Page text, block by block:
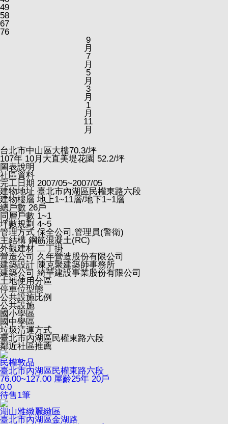
49
58
67
76
9
月
7
月
5
月
3
月
1
月
11
月
台北市中山區大樓70.3/坪
107年 10月大直美堤花園 52.2/坪
圖表說明
社區資料
完工日期 2007/05~2007/05
建物地址 臺北市內湖區民權東路六段
建物樓層 地上1~11層/地下1~1層
總戶數 26戶
同層戶數 1~1
坪數規劃 4~5
管理方式 保全公司,管理員(警衛)
主結構 鋼筋混凝土(RC)
外觀建材 二丁掛
營造公司 久年營造股份有限公司
建築設計 陳克聚建築師事務所
建築公司 綺華建設事業股份有限公司
土地使用分區
停車位型態
公共設施比例
公共設施
國小學區
國中學區
垃圾清運方式
臺北市內湖區民權東路六段
鄰近社區推薦
民權敦品
臺北市內湖區民權東路六段
76.00~127.00 屋齡25年 20戶
0.0
待售1筆
湖山雅緻麗緻區
臺北市內湖區金湖路